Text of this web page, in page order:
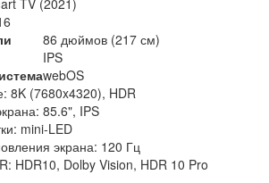
86 дюймов (217 см)
IPS
webOS
8K (7680x4320), HDR
85.6", IPS
mini-LED
экрана: 120 Гц
HDR10, Dolby Vision, HDR 10 Pro